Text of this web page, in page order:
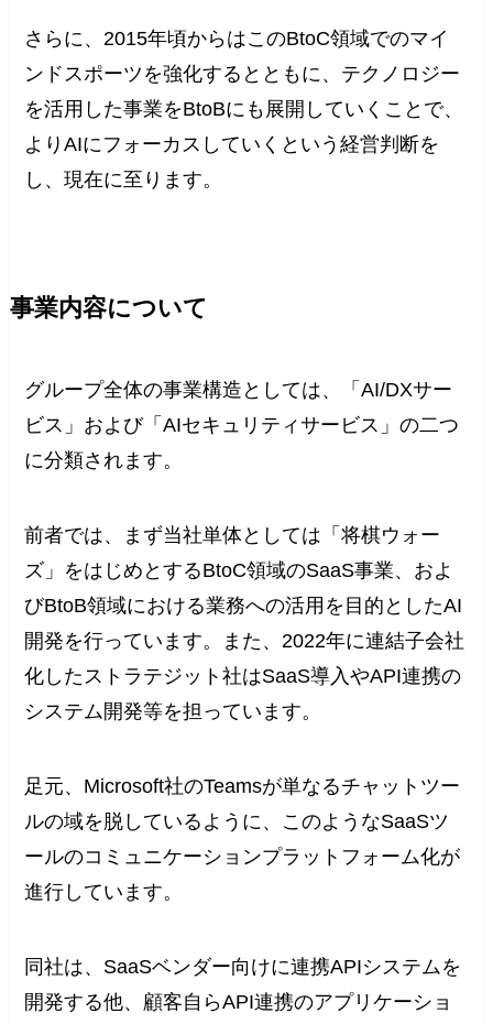
さらに、2015年頃からはこのBtoC領域でのマイ
ンドスポーツを強化するとともに、テクノロジー
を活用した事業をBtoBにも展開していくことで、
よりAIにフォーカスしていくという経営判断を
し、現在に至ります。
事業内容について
グループ全体の事業構造としては、「AI/DXサー
ビス」および「AIセキュリティサービス」の二つ
に分類されます。
前者では、まず当社単体としては「将棋ウォー
ズ」をはじめとするBtoC領域のSaaS事業、およ
びBtoB領域における業務への活用を目的としたAI
開発を行っています。また、2022年に連結子会社
化したストラテジット社はSaaS導入やAPI連携の
システム開発等を担っています。
足元、Microsoft社のTeamsが単なるチャットツー
ルの域を脱しているように、このようなSaaSツ
ールのコミュニケーションプラットフォーム化が
進行しています。
同社は、SaaSベンダー向けに連携APIシステムを
開発する他、顧客自らAPI連携のアプリケーショ